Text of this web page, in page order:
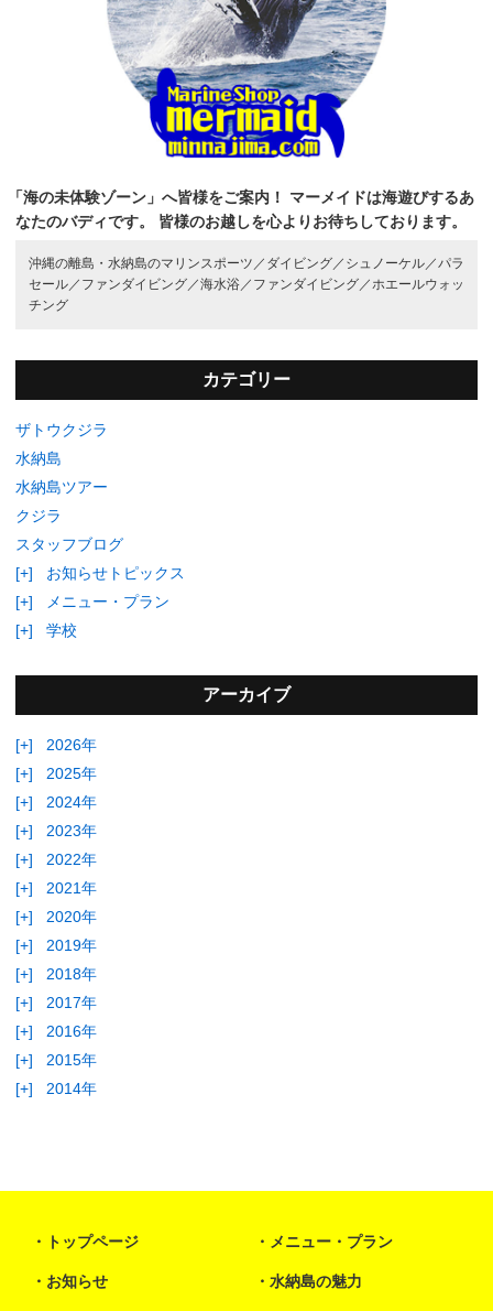
「海の未体験ゾーン」へ皆様をご案内！
マーメイドは海遊びするあ
なたのバディです。
皆様のお越しを心よりお待ちしております。
沖縄の離島・水納島のマリンスポーツ／ ダイビング／ シュノーケル／パラ
セール／ ファンダイビング／海水浴／ ファンダイビング／ホエールウォッ
チング
カテゴリー
ザトウクジラ
水納島
水納島ツアー
クジラ
スタッフブログ
[+]
お知らせトピックス
[+]
メニュー・プラン
[+]
学校
アーカイブ
[+]
2026年
[+]
2025年
[+]
2024年
[+]
2023年
[+]
2022年
[+]
2021年
[+]
2020年
[+]
2019年
[+]
2018年
[+]
2017年
[+]
2016年
[+]
2015年
[+]
2014年
トップページ メニュー・プラン
お知らせ 水納島の魅力